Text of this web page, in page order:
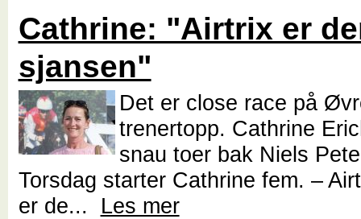
Cathrine: "Airtrix er
sjansen"
Det er close race på
trenertopp. Cathrine
snau toer bak Niels
Torsdag starter Cathrine fem. –
er de... Les mer